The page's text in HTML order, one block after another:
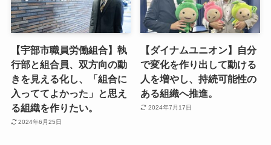
【宇部市職員労働組合】執
行部と組合員、双方向の動
きを見える化し、「組合に
入っててよかった」と思え
る組織を作りたい。
2024年6月25日
【ダイナムユニオン】自分
で変化を作り出して動ける
人を増やし、持続可能性の
ある組織へ推進。
2024年7月17日